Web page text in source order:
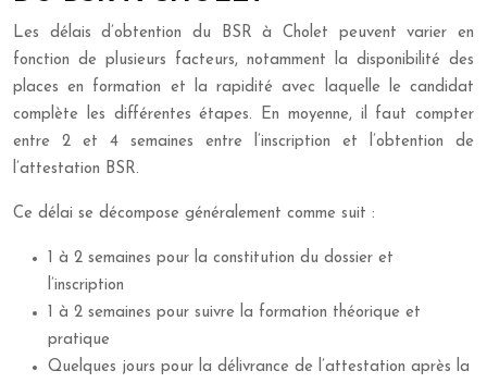
Les délais d’obtention du BSR à Cholet peuvent varier en
fonction de plusieurs facteurs, notamment la disponibilité des
places en formation et la rapidité avec laquelle le candidat
complète les différentes étapes. En moyenne, il faut compter
entre 2 et 4 semaines entre l’inscription et l’obtention de
l’attestation BSR.
Ce délai se décompose généralement comme suit :
1 à 2 semaines pour la constitution du dossier et
l’inscription
1 à 2 semaines pour suivre la formation théorique et
pratique
Quelques jours pour la délivrance de l’attestation après la